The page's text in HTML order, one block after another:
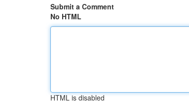
Submit a Comment
No HTML
HTML is disabled